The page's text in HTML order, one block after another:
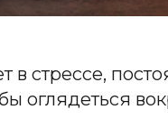
стрессе,
оглядеться